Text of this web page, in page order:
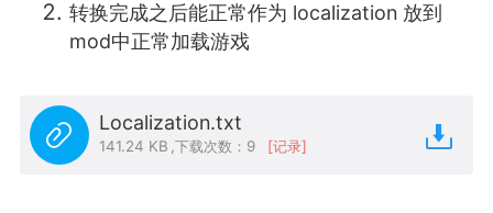
我的钱包 道具
MOD下载 攻略教程 联机招募
转换完成之后能正常作为 localization 放到
mod中正常加载游戏
Localization.txt
141.24 KB ,下载次数：9 [记录]